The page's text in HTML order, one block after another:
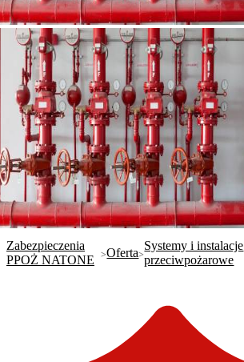
Zabezpieczenia
PPOŻ NATONE
Oferta
Systemy i instalacje
przeciwpożarowe